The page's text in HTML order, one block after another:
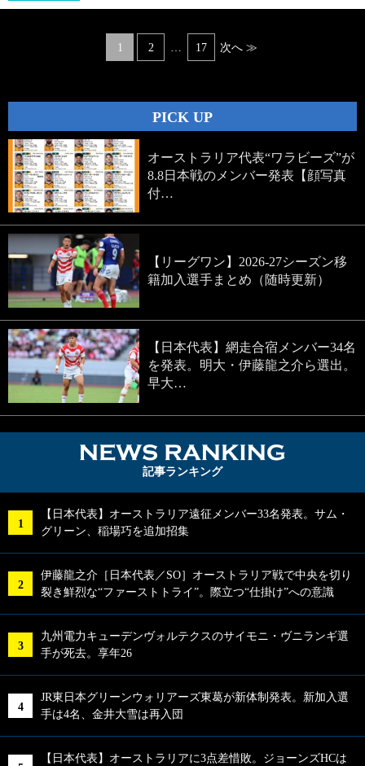
1 2 17 次へ ≫
PICK UP
オーストラリア代表“ワラビーズ”が
8.8日本戦のメンバー発表【顔写真
付…
【リーグワン】2026-27シーズン移
籍加入選手まとめ（随時更新）
【日本代表】網走合宿メンバー34名
を発表。明大・伊藤龍之介ら選出。
早大…
記事ランキング
【日本代表】オーストラリア遠征メンバー33名発表。サム・
グリーン、稲場巧を追加招集
伊藤龍之介［日本代表／SO］オーストラリア戦で中央を切り
裂き鮮烈な“ファーストトライ”。際立つ“仕掛け”への意識
九州電力キューデンヴォルテクスのサイモニ・ヴニランギ選
手が死去。享年26
JR東日本グリーンウォリアーズ東葛が新体制発表。新加入選
手は4名、金井大雪は再入団
【日本代表】オーストラリアに3点差惜敗。ジョーンズHCは